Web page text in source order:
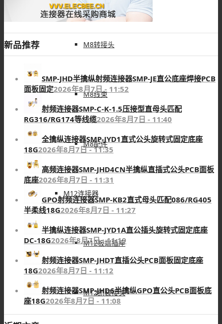
M8转接头
M8线束
M8配件
M12连接器
M12板端插座
M12组装接头
新品推荐
SMP-JHD半擒纵射频连接器SMP-JE直公底座焊接PCB
面板固定2026年8月7日 - 11:52
射频连接器SMP-C-K-1.5压接型直母头匹配
RG316/RG174等线缆2026年8月7日 - 11:40
全擒纵连接器SMP-JYD1直式公头旋转式固定底座
18G2026年8月7日 - 11:35
高频连接器SMP-JHD4CN半擒纵直插式公头PCB面板
底座2026年8月7日 - 11:31
GPO射频连接器SMP-KB2直式母头匹配086/RG405
半柔线18G2026年8月7日 - 11:27
半擒纵连接器SMP-JYD1A直公插头旋转式固定底座
DC-18G2026年8月7日 - 11:19
射频连接器SMP-JHDT直插公头PCB面板固定底座
18G2026年8月7日 - 11:12
射频连接器SMP-JHD6半擒纵GPO直公头PCB面板底
座18G2026年8月7日 - 11:08